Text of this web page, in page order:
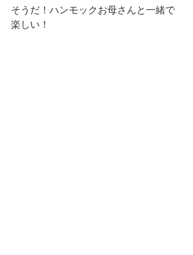
そうだ！ハンモックお母さんと一緒で
楽しい！